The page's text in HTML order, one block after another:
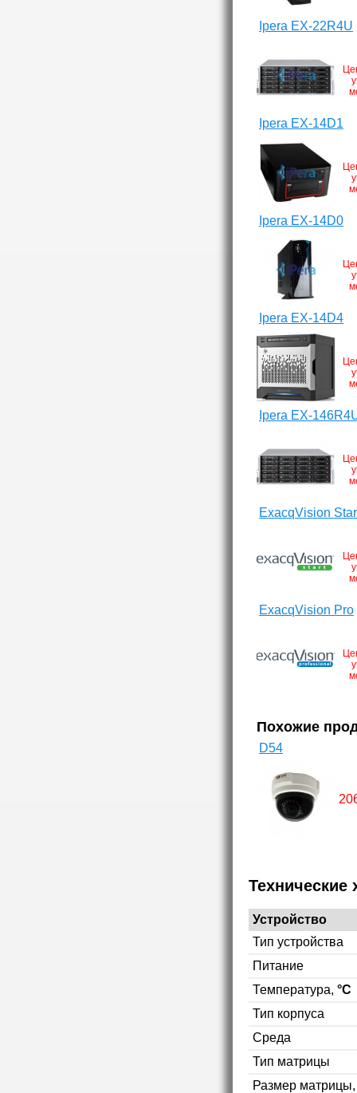
Ipera EX-22R4U
Ipera EX-14D1
Ipera EX-14D0
Ipera EX-14D4
Ipera EX-
ExacqVision
ExacqVision Pro
Похожие
D54
Технические
Устройство
Тип устройства
Питание
Температура, °C
Тип корпуса
Среда
Тип матрицы
Размер